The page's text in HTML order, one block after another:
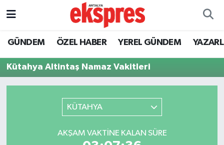
GÜNDEM ÖZEL HABER YEREL GÜNDEM
Kütahya Altintaş Namaz Vakitleri
KÜTAHYA
AKŞAM VAKTINE KALAN SÜRE
ÖZEL HABER
GÜNDEM
EKONOMİ
KÜLTÜR - SANAT
Nöbetçi Eczaneler
Hava Durumu
Süper Lig Puan Durumu ve Fikstür
Tüm Manşetler